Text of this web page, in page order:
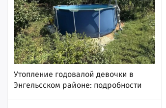
Утопление годовалой девочки в
Энгельсском районе: подробности